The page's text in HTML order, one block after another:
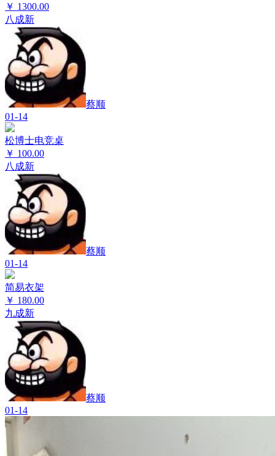
￥ 1300.00
八成新
蔡顺
01-14
松博士电竞桌
￥ 100.00
八成新
蔡顺
01-14
简易衣架
￥ 180.00
九成新
蔡顺
01-14